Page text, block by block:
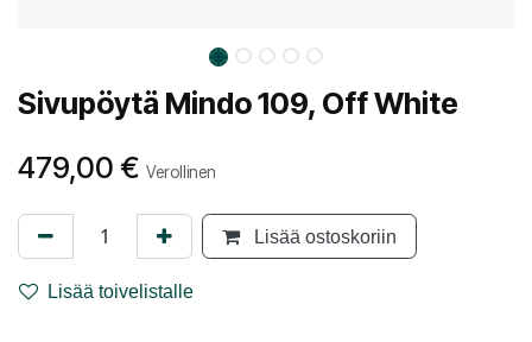
Sivupöytä Mindo 109, Off White
479,00 € Verollinen
Lisää ostoskoriin
Lisää toivelistalle